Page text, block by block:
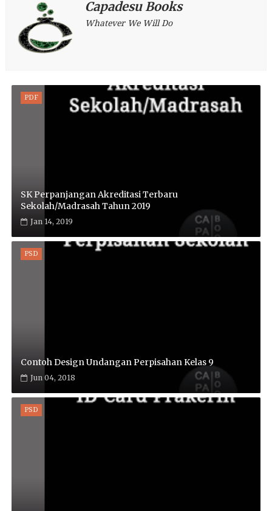
Capadesu Books
Whatever We Will Do
PDF
SK Perpanjangan Akreditasi Terbaru
Sekolah/Madrasah Tahun 2019
Jan 14, 2019
PSD
Contoh Design Undangan Perpisahan Kelas 9
Jun 04, 2018
PSD